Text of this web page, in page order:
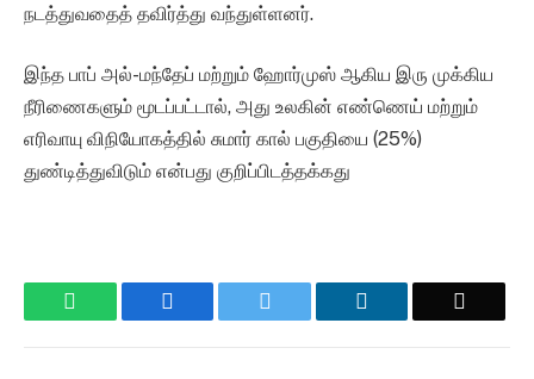
நடத்துவதைத் தவிர்த்து வந்துள்ளனர்.
இந்த பாப் அல்-மந்தேப் மற்றும் ஹோர்முஸ் ஆகிய இரு முக்கிய
நீரிணைகளும் மூடப்பட்டால், அது உலகின் எண்ணெய் மற்றும்
எரிவாயு விநியோகத்தில் சுமார் கால் பகுதியை (25%)
துண்டித்துவிடும் என்பது குறிப்பிடத்தக்கது
WhatsApp